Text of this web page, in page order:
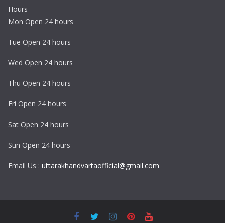
Hours
Mon Open 24 hours
Tue Open 24 hours
Wed Open 24 hours
Thu Open 24 hours
Fri Open 24 hours
Sat Open 24 hours
Sun Open 24 hours
Email Us : uttarakhandvartaofficial@gmail.com